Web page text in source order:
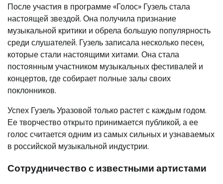
После участия в программе «Голос» Гузель стала
настоящей звездой. Она получила признание
музыкальной критики и обрела большую популярность
среди слушателей. Гузель записала несколько песен,
которые стали настоящими хитами. Она стала
постоянным участником музыкальных фестивалей и
концертов, где собирает полные залы своих
поклонников.
Успех Гузель Уразовой только растет с каждым годом.
Ее творчество открыто принимается публикой, а ее
голос считается одним из самых сильных и узнаваемых
в российской музыкальной индустрии.
Сотрудничество с известными артистами